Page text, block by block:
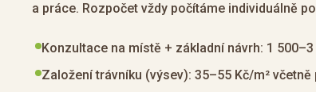
a práce. Rozpočet vždy počítáme individuálně
Konzultace na místě + základní návrh: 1 500–3
Založení trávníku (výsev): 35–55 Kč/m² včetně